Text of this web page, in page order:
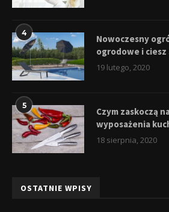
4
Nowoczesny
ogrodowe i ciesz
19 lutego, 2020
5
Czym zaskoczą
wyposażenia
18 sierpnia, 2020
OSTATNIE WPISY